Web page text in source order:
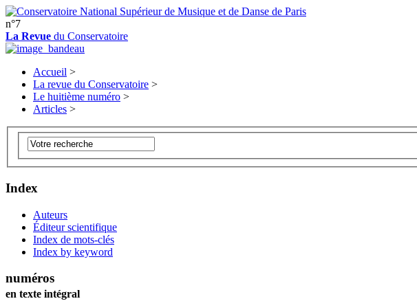
n°7
La Revue du Conservatoire
Accueil >
La revue du Conservatoire >
Le huitième numéro >
Articles >
Index
Auteurs
Éditeur scientifique
Index de mots-clés
Index by keyword
numéros
en texte intégral